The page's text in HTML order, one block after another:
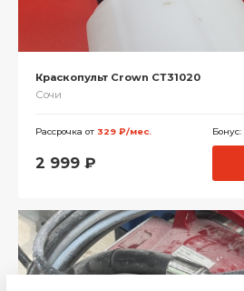
Краскопульт Crown СТ31020
Сочи
Рассрочка от 329 ₽/мес. Бонус:
2 999 ₽